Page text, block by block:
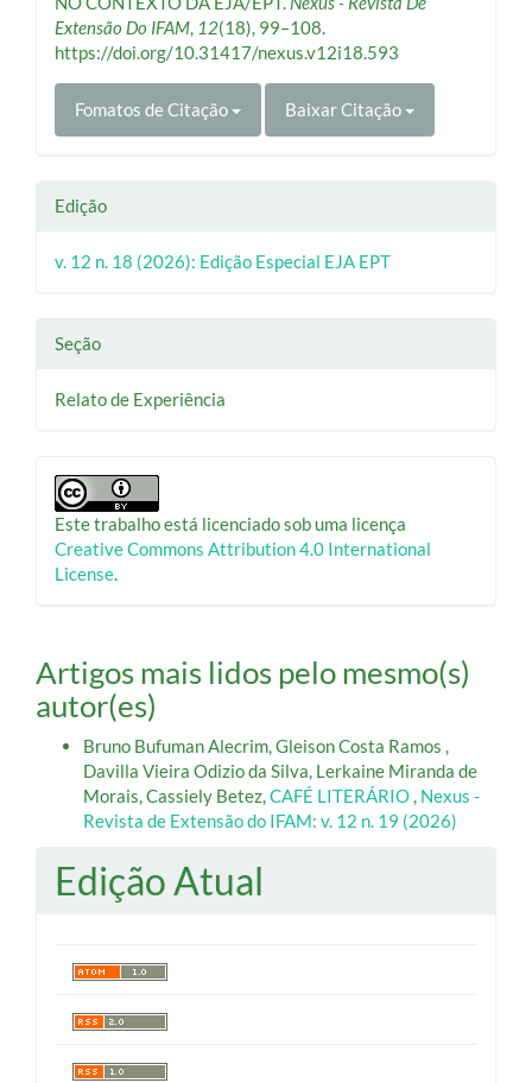
Extensão Do IFAM 12(18), 99–108.
https://doi.org/10.31417/nexus.v12i18.593
Fomatos de Citação Baixar Citação
Edição
v. 12 n. 18 (2026): Edição Especial EJA EPT
Seção
Relato de Experiência
Este trabalho está licenciado sob uma licença
Creative Commons Attribution 4.0 International
License
Artigos mais lidos pelo mesmo(s)
autor(es)
Bruno Bufuman Alecrim, Gleison Costa Ramos ,
Davilla Vieira Odizio da Silva, Lerkaine Miranda de
Morais, Cassiely Betez,CAFÉ LITERÁRIO, Nexus -
Revista de Extensão do IFAM: v. 12 n. 19 (2026)
Edição Atual